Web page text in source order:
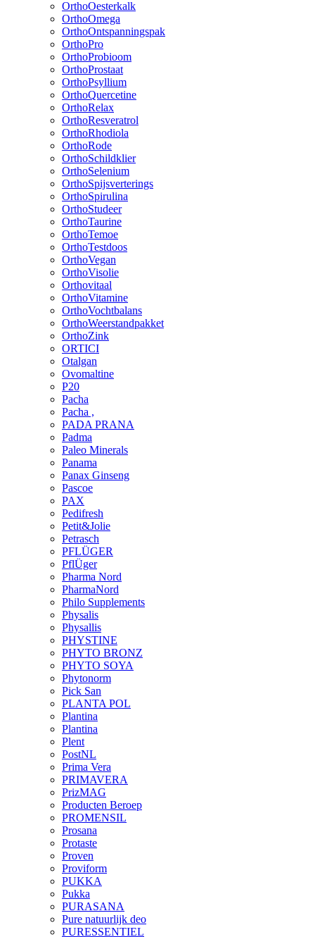
OrthoOesterkalk
OrthoOmega
OrthoOntspanningspak
OrthoPro
OrthoProbioom
OrthoProstaat
OrthoPsyllium
OrthoQuercetine
OrthoRelax
OrthoResveratrol
OrthoRhodiola
OrthoRode
OrthoSchildklier
OrthoSelenium
OrthoSpijsverterings
OrthoSpirulina
OrthoStudeer
OrthoTaurine
OrthoTemoe
OrthoTestdoos
OrthoVegan
OrthoVisolie
Orthovitaal
OrthoVitamine
OrthoVochtbalans
OrthoWeerstandpakket
OrthoZink
ORTICI
Otalgan
Ovomaltine
P20
Pacha
Pacha ,
PADA PRANA
Padma
Paleo Minerals
Panama
Panax Ginseng
Pascoe
PAX
Pedifresh
Petit&Jolie
Petrasch
PFLÜGER
PflÜger
Pharma Nord
PharmaNord
Philo Supplements
Physalis
Physallis
PHYSTINE
PHYTO BRONZ
PHYTO SOYA
Phytonorm
Pick San
PLANTA POL
Plantina
Plantina
Plent
PostNL
Prima Vera
PRIMAVERA
PrizMAG
Producten Beroep
PROMENSIL
Prosana
Protaste
Proven
Proviform
PUKKA
Pukka
PURASANA
Pure natuurlijk deo
PURESSENTIEL